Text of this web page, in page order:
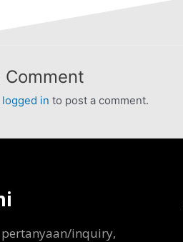
Comment
logged in to post a comment.
inquiry,